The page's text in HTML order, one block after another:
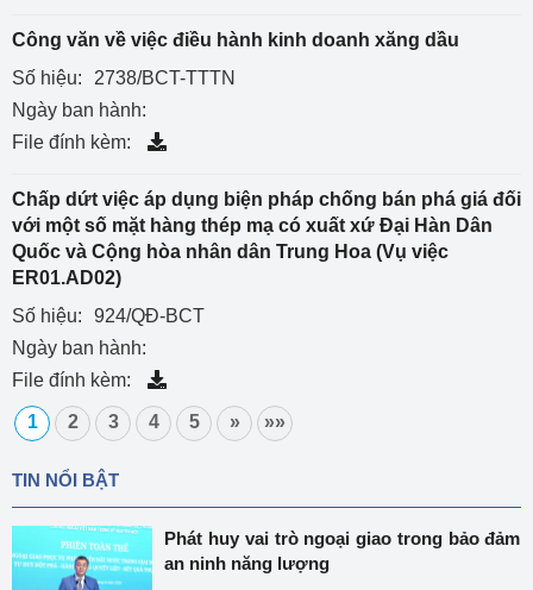
Công văn về việc điều hành kinh doanh xăng dầu
Số hiệu:
2738/BCT-TTTN
Ngày ban hành:
File đính kèm:
Chấp dứt việc áp dụng biện pháp chống bán phá giá đối
với một số mặt hàng thép mạ có xuất xứ Đại Hàn Dân
Quốc và Cộng hòa nhân dân Trung Hoa (Vụ việc
ER01.AD02)
Số hiệu:
924/QĐ-BCT
Ngày ban hành:
File đính kèm:
1 2 3 4 5 » »»
TIN NỔI BẬT
Phát huy vai trò ngoại giao trong bảo đảm
an ninh năng lượng